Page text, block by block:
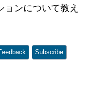
ンについて教え
Subscribe